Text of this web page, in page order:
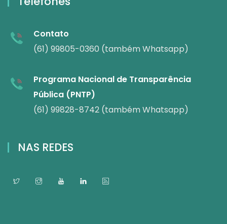
Contato
(61) 99805-0360 (também Whatsapp)
Programa Nacional de Transparência
Pública (PNTP)
(61) 99828-8742 (também Whatsapp)
NAS REDES